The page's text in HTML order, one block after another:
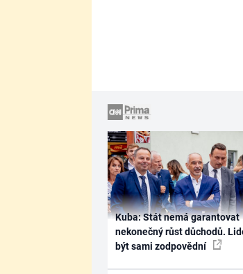
Kuba: Stát nemá garantovat
nekonečný růst důchodů.
být sami zodpovědní